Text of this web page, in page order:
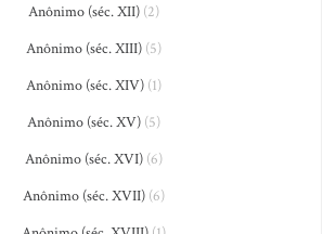
Anônimo (séc. XII)(2)
Anônimo (séc. XIII)(5)
Anônimo (séc. XIV)(1)
Anônimo (séc. XV)(5)
Anônimo (séc. XVI)(6)
Anônimo (séc. XVII)(6)